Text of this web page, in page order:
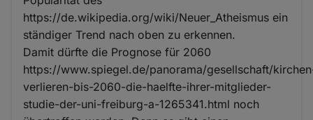
https://de.wikipedia.org/wiki/Neuer_Atheismus ein
ständiger Trend nach oben zu erkennen.
Damit dürfte die Prognose für 2060
https://www.spiegel.de/panorama/gesellschaft/
verlieren-bis-2060-die-haelfte-ihrer-mitglieder-
studie-der-uni-freiburg-a-1265341.html noch